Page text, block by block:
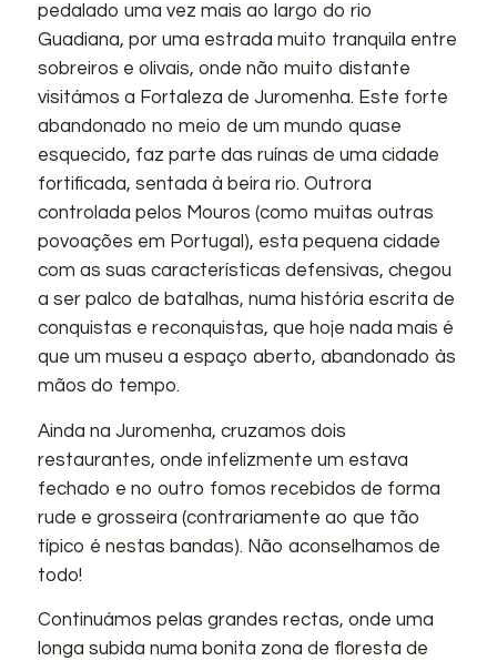
pedalado uma vez mais ao largo do rio
Guadiana, por uma estrada muito tranquila entre
sobreiros e olivais, onde não muito distante
visitámos a Fortaleza de Juromenha. Este forte
abandonado no meio de um mundo quase
esquecido, faz parte das ruínas de uma cidade
fortificada, sentada à beira rio. Outrora
controlada pelos Mouros (como muitas outras
povoações em Portugal), esta pequena cidade
com as suas características defensivas, chegou
a ser palco de batalhas, numa história escrita de
conquistas e reconquistas, que hoje nada mais é
que um museu a espaço aberto, abandonado às
mãos do tempo.
Ainda na Juromenha, cruzamos dois
restaurantes, onde infelizmente um estava
fechado e no outro fomos recebidos de forma
rude e grosseira (contrariamente ao que tão
típico é nestas bandas). Não aconselhamos de
todo!
Continuámos pelas grandes rectas, onde uma
longa subida numa bonita zona de floresta de